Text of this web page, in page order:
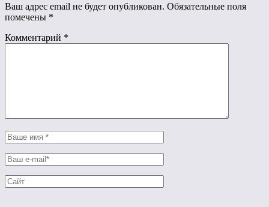
Ваш адрес email не будет опубликован. Обязательные поля
помечены *
Комментарий *